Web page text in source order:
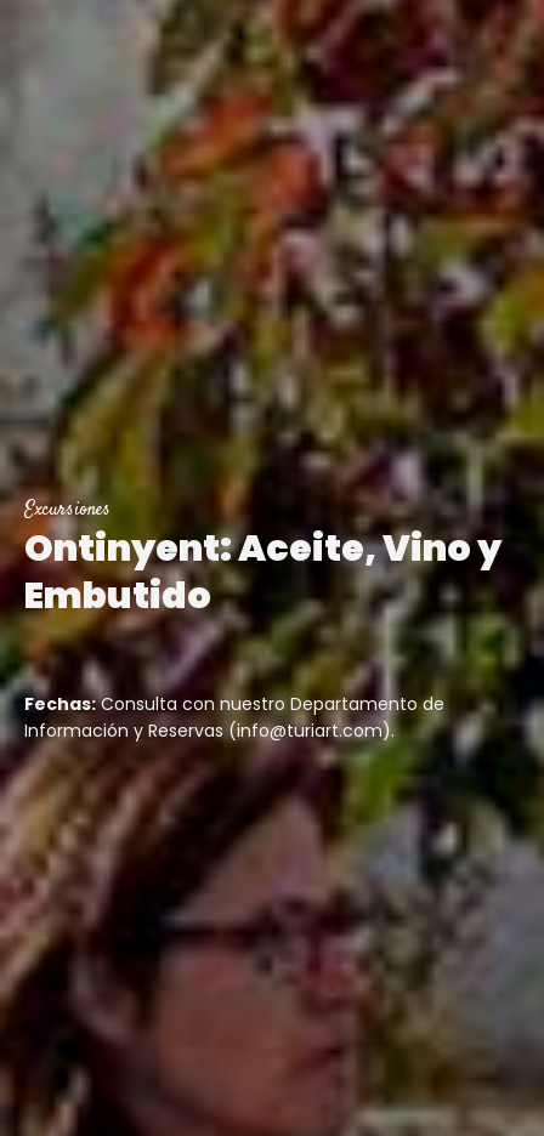
Excursiones
Ontinyent: Aceite, Vino y
Embutido
Fechas:Consulta con nuestro Departamento de
Información y Reservas (info@turiart.com).